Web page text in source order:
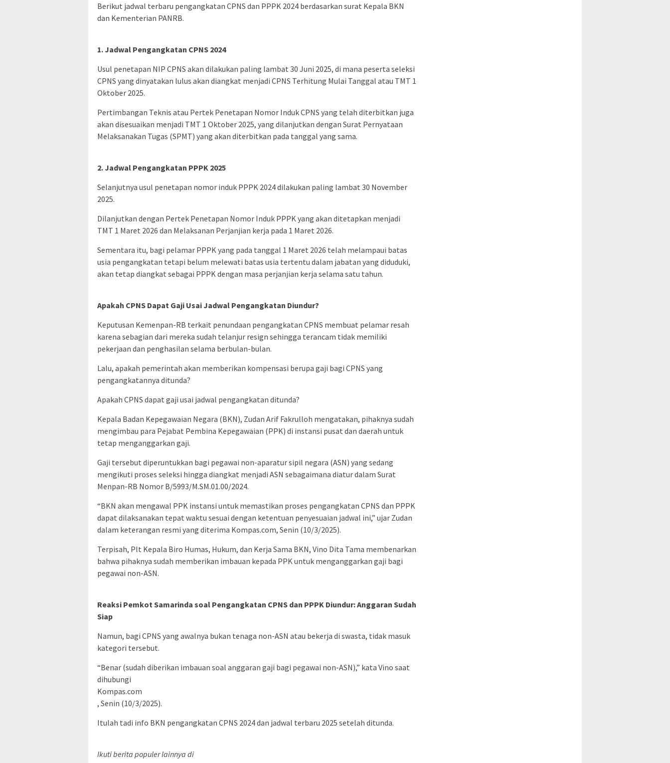
Berikut jadwal terbaru pengangkatan CPNS dan PPPK 2024 berdasarkan surat Kepala BKN
dan Kementerian PANRB.
1. Jadwal Pengangkatan CPNS 2024
Usul penetapan NIP CPNS akan dilakukan paling lambat 30 Juni 2025, di mana peserta seleksi
CPNS yang dinyatakan lulus akan diangkat menjadi CPNS Terhitung Mulai Tanggal atau TMT 1
Oktober 2025.
Pertimbangan Teknis atau Pertek Penetapan Nomor Induk CPNS yang telah diterbitkan juga
akan disesuaikan menjadi TMT 1 Oktober 2025, yang dilanjutkan dengan Surat Pernyataan
Melaksanakan Tugas (SPMT) yang akan diterbitkan pada tanggal yang sama.
2. Jadwal Pengangkatan PPPK 2025
Selanjutnya usul penetapan nomor induk PPPK 2024 dilakukan paling lambat 30 November
2025.
Dilanjutkan dengan Pertek Penetapan Nomor Induk PPPK yang akan ditetapkan menjadi
TMT 1 Maret 2026 dan Melaksanan Perjanjian kerja pada 1 Maret 2026.
Sementara itu, bagi pelamar PPPK yang pada tanggal 1 Maret 2026 telah melampaui batas
usia pengangkatan tetapi belum melewati batas usia tertentu dalam jabatan yang diduduki,
akan tetap diangkat sebagai PPPK dengan masa perjanjian kerja selama satu tahun.
Apakah CPNS Dapat Gaji Usai Jadwal Pengangkatan Diundur?
Keputusan Kemenpan-RB terkait penundaan pengangkatan CPNS membuat pelamar resah
karena sebagian dari mereka sudah telanjur resign sehingga terancam tidak memiliki
pekerjaan dan penghasilan selama berbulan-bulan.
Lalu, apakah pemerintah akan memberikan kompensasi berupa gaji bagi CPNS yang
pengangkatannya ditunda?
Apakah CPNS dapat gaji usai jadwal pengangkatan ditunda?
Kepala Badan Kepegawaian Negara (BKN), Zudan Arif Fakrulloh mengatakan, pihaknya sudah
mengimbau para Pejabat Pembina Kepegawaian (PPK) di instansi pusat dan daerah untuk
tetap menganggarkan gaji.
Gaji tersebut diperuntukkan bagi pegawai non-aparatur sipil negara (ASN) yang sedang
mengikuti proses seleksi hingga diangkat menjadi ASN sebagaimana diatur dalam Surat
Menpan-RB Nomor B/5993/M.SM.01.00/2024.
“BKN akan mengawal PPK instansi untuk memastikan proses pengangkatan CPNS dan PPPK
dapat dilaksanakan tepat waktu sesuai dengan ketentuan penyesuaian jadwal ini,” ujar Zudan
dalam keterangan resmi yang diterima Kompas.com, Senin (10/3/2025).
Terpisah, Plt Kepala Biro Humas, Hukum, dan Kerja Sama BKN, Vino Dita Tama membenarkan
bahwa pihaknya sudah memberikan imbauan kepada PPK untuk menganggarkan gaji bagi
pegawai non-ASN.
Reaksi Pemkot Samarinda soal Pengangkatan CPNS dan PPPK Diundur: Anggaran Sudah
Siap
Namun, bagi CPNS yang awalnya bukan tenaga non-ASN atau bekerja di swasta, tidak masuk
kategori tersebut.
“Benar (sudah diberikan imbauan soal anggaran gaji bagi pegawai non-ASN),” kata Vino saat
dihubungi
Kompas.com
, Senin (10/3/2025).
Itulah tadi info BKN pengangkatan CPNS 2024 dan jadwal terbaru 2025 setelah ditunda.
Ikuti berita populer lainnya di